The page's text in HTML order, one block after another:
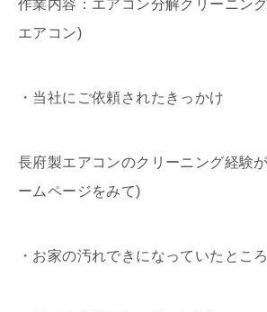
作業内容：エアコン分解クリーニン
エアコン)
・当社にご依頼されたきっかけ
長府製エアコンのクリーニング経験
ームページをみて)
・お家の汚れできになっていたところ